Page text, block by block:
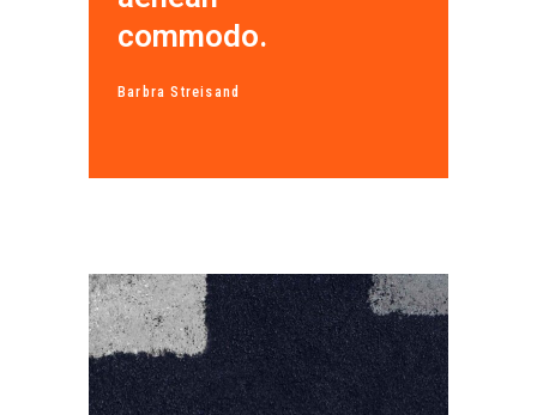
commodo.
Barbra Streisand